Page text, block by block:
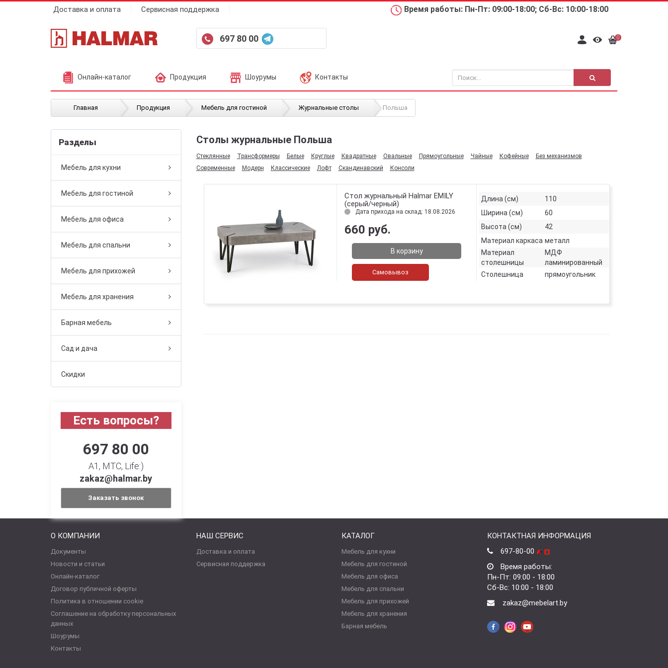
Доставка и оплата Сервисная поддержка Время работы: Пн-Пт: 09:00-18:00; Сб-Вс: 10:00-18:00
697 80 00 0
Онлайн-каталог Продукция Шоурумы Контакты
Главная Продукция Мебель для гостиной Журнальные столы Польша
Разделы
Мебель для кухни
Мебель для гостиной
Мебель для офиса
Мебель для спальни
Мебель для прихожей
Мебель для хранения
Барная мебель
Сад и дача
Скидки
Есть вопросы?
697 80 00
A1, МТС, Life:)
zakaz@halmar.by
Заказать звонок
Столы журнальные Польша
Стеклянные Трансформеры Белые Круглые Квадратные Овальные Прямоугольные Чайные Кофейные
Без механизмов
Современные
Модерн Классические Лофт Скандинавский Консоли
Стол журнальный Halmar EMILY
(серый/черный)
Дата прихода на склад: 18.08.2026
660 руб.
В корзину
Самовывоз
Длина (см)
110
Ширина (см)
60
Высота (см)
42
Материал каркаса металл
Материал
столешницы
МДФ
ламинированный
Столешница
прямоугольник
О КОМПАНИИ
Документы
Новости и статьи
Онлайн-каталог
Договор публичной оферты
Политика в отношении cookie
Соглашение на обработку персональных
данных
Шоурумы
Контакты
НАШ СЕРВИС
Доставка и оплата
Сервисная поддержка
КАТАЛОГ
Мебель для кухни
Мебель для гостиной
Мебель для офиса
Мебель для спальни
Мебель для прихожей
Мебель для хранения
Барная мебель
КОНТАКТНАЯ ИНФОРМАЦИЯ
697-80-00
Время работы:
Пн-Пт: 09:00 - 18:00
Сб-Вс: 10:00 - 18:00
zakaz@mebelart.by